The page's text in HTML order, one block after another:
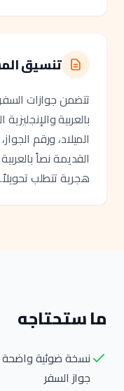
تنسيق
تتضمن جوازات
بالعربية
الميلاد، ورقم
القديمة نصاً
هجرية تتطلب تحويلاً.
ما ستحتاجه
نسخة ضوئية واضحة
جواز السفر